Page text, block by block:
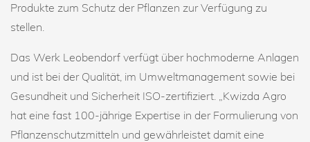
Produkte zum Schutz der Pflanzen zur Verfügung zu
stellen.
Das Werk Leobendorf verfügt über hochmoderne Anlagen
und ist bei der Qualität, im Umweltmanagement sowie bei
Gesundheit und Sicherheit ISO-zertifiziert. „Kwizda Agro
hat eine fast 100-jährige Expertise in der Formulierung von
Pflanzenschutzmitteln und gewährleistet damit eine